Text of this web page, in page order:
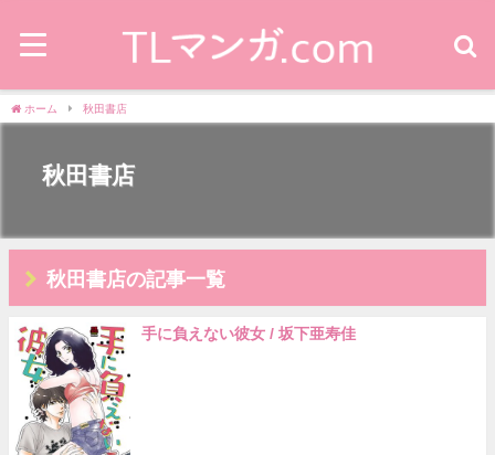
ホーム 秋田書店
秋田書店
秋田書店の記事一覧
手に負えない彼女 / 坂下亜寿佳